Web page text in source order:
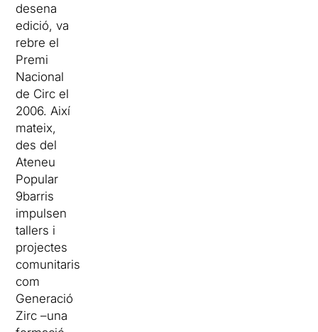
desena
edició, va
rebre el
Premi
Nacional
de Circ el
2006. Així
mateix,
des del
Ateneu
Popular
9barris
impulsen
tallers i
projectes
comunitaris
com
Generació
Zirc –una